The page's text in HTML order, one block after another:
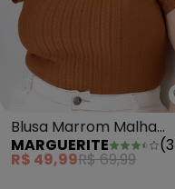
Blusa Marrom Malha
Texturizada
MARGUERITE (3
R$ 49,99R$ 69,99